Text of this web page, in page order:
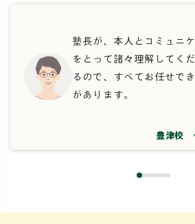
塾長が、本人とコミュニ
をとって諸々理解してく
るので、すべてお任せで
があります。
豊津校